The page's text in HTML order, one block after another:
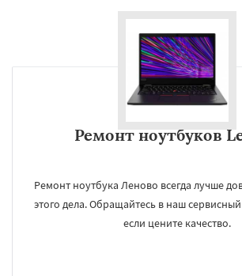
Ремонт ноутбуков
Ремонт ноутбука Леново всегда лучше
этого дела. Обращайтесь в наш
если цените качество.